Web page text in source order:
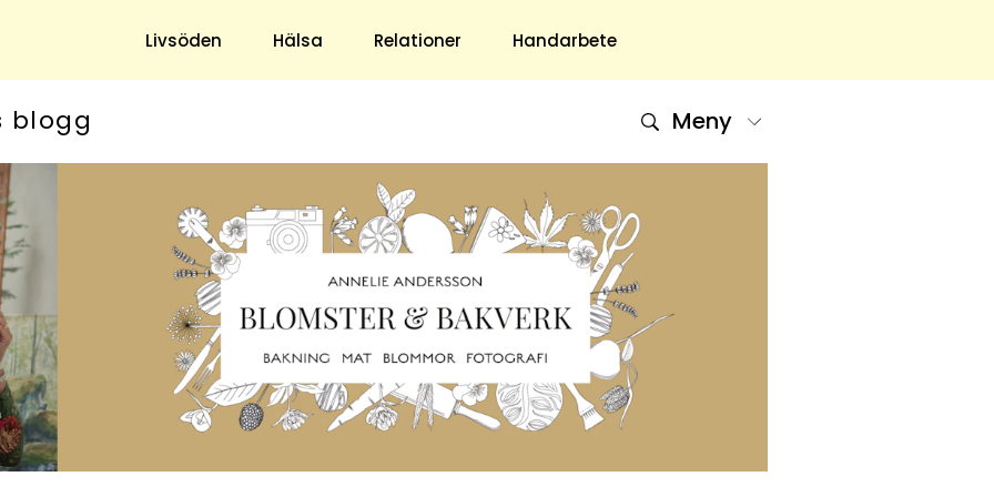
Livsöden Hälsa Relationer Handarbete
& Trädgård
& Dryck
& Antikt
- Gör Det Själv
Underhållning
Nöje
TV
Horoskop
Om Oss & Kontakt
Tidningar Hos Allas.se
Nyhetsbrev
Om Cookies
Integritetspolicy
Skapa Konto
Hantera Preferenser
blogg Meny